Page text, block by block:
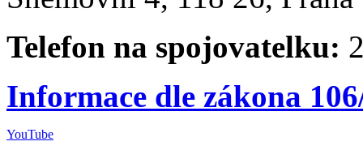
Telefon na spojovatelku:
Informace dle zákona
YouTube